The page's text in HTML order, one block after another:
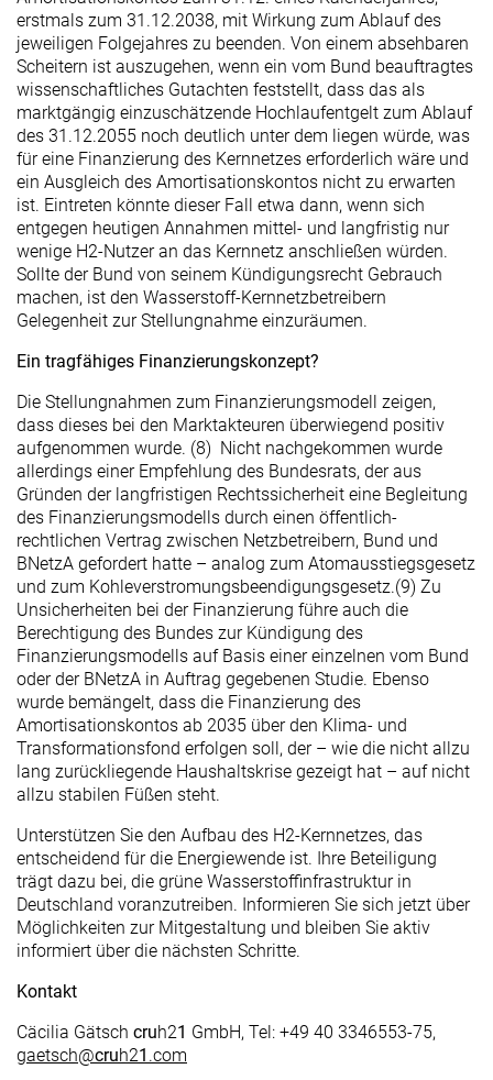
erstmals zum 31.12.2038, mit Wirkung zum Ablauf des
jeweiligen Folgejahres zu beenden. Von einem absehbaren
Scheitern ist auszugehen, wenn ein vom Bund beauftragtes
wissenschaftliches Gutachten feststellt, dass das als
marktgängig einzuschätzende Hochlaufentgelt zum Ablauf
des 31.12.2055 noch deutlich unter dem liegen würde, was
für eine Finanzierung des Kernnetzes erforderlich wäre und
ein Ausgleich des Amortisationskontos nicht zu erwarten
ist. Eintreten könnte dieser Fall etwa dann, wenn sich
entgegen heutigen Annahmen mittel- und langfristig nur
wenige H2-Nutzer an das Kernnetz anschließen würden.
Sollte der Bund von seinem Kündigungsrecht Gebrauch
machen, ist den Wasserstoff-Kernnetzbetreibern
Gelegenheit zur Stellungnahme einzuräumen.
Ein tragfähiges Finanzierungskonzept?
Die Stellungnahmen zum Finanzierungsmodell zeigen,
dass dieses bei den Marktakteuren überwiegend positiv
aufgenommen wurde. (8) Nicht nachgekommen wurde
allerdings einer Empfehlung des Bundesrats, der aus
Gründen der langfristigen Rechtssicherheit eine Begleitung
des Finanzierungsmodells durch einen öffentlich-
rechtlichen Vertrag zwischen Netzbetreibern, Bund und
BNetzA gefordert hatte – analog zum Atomausstiegsgesetz
und zum Kohleverstromungsbeendigungsgesetz.(9) Zu
Unsicherheiten bei der Finanzierung führe auch die
Berechtigung des Bundes zur Kündigung des
Finanzierungsmodells auf Basis einer einzelnen vom Bund
oder der BNetzA in Auftrag gegebenen Studie. Ebenso
wurde bemängelt, dass die Finanzierung des
Amortisationskontos ab 2035 über den Klima- und
Transformationsfond erfolgen soll, der – wie die nicht allzu
lang zurückliegende Haushaltskrise gezeigt hat – auf nicht
allzu stabilen Füßen steht.
Unterstützen Sie den Aufbau des H2-Kernnetzes, das
entscheidend für die Energiewende ist. Ihre Beteiligung
trägt dazu bei, die grüne Wasserstoffinfrastruktur in
Deutschland voranzutreiben. Informieren Sie sich jetzt über
Möglichkeiten zur Mitgestaltung und bleiben Sie aktiv
informiert über die nächsten Schritte.
Kontakt
Cäcilia Gätsch cruh21 GmbH, Tel: +49 40 3346553-75,
gaetsch@cruh21 .com